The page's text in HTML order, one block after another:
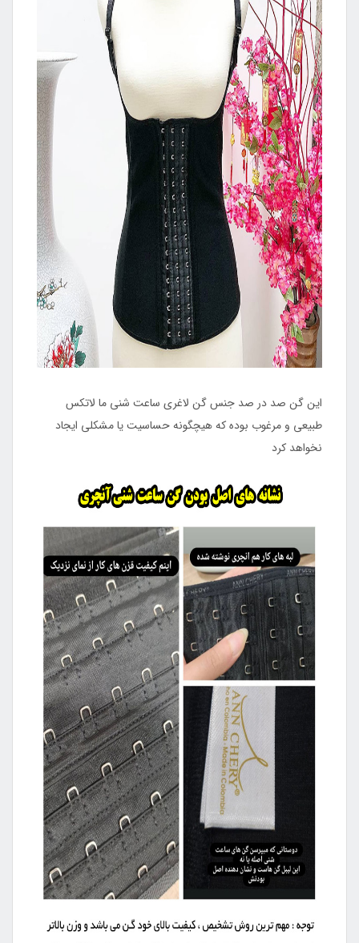
این گن صد در صد جنس گن لاغری ساعت شنی ما لاتکس
طبیعی و مرغوب بوده که هیچگونه حساسیت یا مشکلی ایجاد
نخواهد کرد